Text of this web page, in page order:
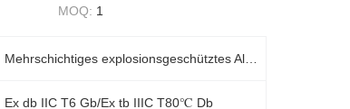
MOQ: 1
Ex db IIC T6 Gb/Ex tb IIIC T80℃ Db